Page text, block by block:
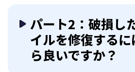
パート2：破損し
イルを修復する
ら良いですか？